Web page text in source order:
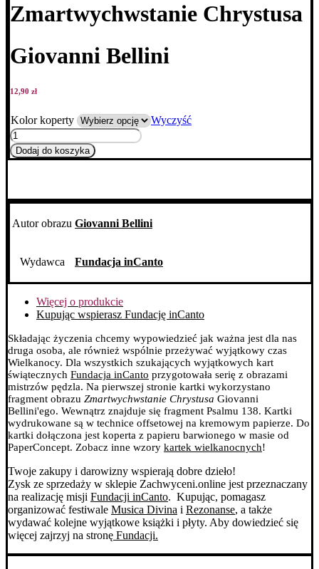
Zmartwych­wstanie Chrystusa
Giovanni Bellini
12,90 zł
Kolor koperty
Wyczyść
ilość
Zmartwych­
wstanie
Dodaj do koszyka
Autor obrazu Giovanni Bellini
Wydawca Fundacja inCanto
Więcej o produkcie
Kupując wspierasz Fundację inCanto
Składając życzenia chcemy wypowiedzieć jak ważna jest dla nas
druga osoba, ale również wspólnie przeżywać wyjątkowy czas
Wielkanocy. Dla wszystkich szukających wyjątkowych kart
świątecznych Fundacja inCanto przygotowała serię z obrazami
mistrzów pędzla. Na pierwszej stronie kartki wykorzystano
fragment obrazu Zmartwychwstanie Chrystusa Giovanni
Bellini'ego. Wewnątrz znajduje się fragment Psalmu 138. Kartki
wydrukowane są w technice offsetowej na kremowym papierze. Do
kartki dołączona jest koperta z papieru barwionego w masie od
PaperConcept. Zobacz inne wzory kartek wielkanocnych!
Twoje zakupy i darowizny wspierają dobre dzieło!
Zysk ze sprzedaży w sklepie Zachwyceni.online jest przeznaczany
na realizację misji Fundacji inCanto. Kupując, pomagasz
organizować festiwale Musica Divina i Rezonanse, a także
wydawać kolejne wyjątkowe książki i płyty. Aby dowiedzieć się
więcej zajrzyj na stronę Fundacji.